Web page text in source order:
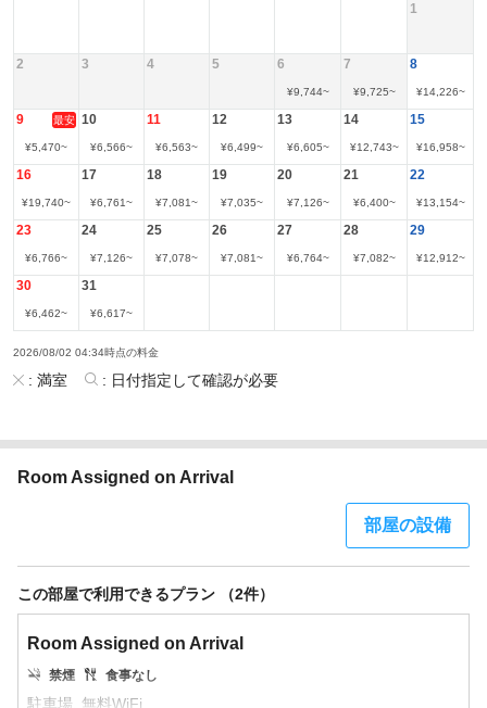
1
2 3 4 5 6
¥9,744~
7
¥9,725~
8
¥14,226~
9 最安
¥5,470~
10
¥6,566~
11
¥6,563~
12
¥6,499~
13
¥6,605~
14
¥12,743~
15
¥16,958~
16
¥19,740~
17
¥6,761~
18
¥7,081~
19
¥7,035~
20
¥7,126~
21
¥6,400~
22
¥13,154~
23
¥6,766~
24
¥7,126~
25
¥7,078~
26
¥7,081~
27
¥6,764~
28
¥7,082~
29
¥12,912~
30
¥6,462~
31
¥6,617~
2026/08/02 04:34時点の料金
: 満室 : 日付指定して確認が必要
Room Assigned on Arrival
部屋の設備
この部屋で利用できるプラン （2件）
Room Assigned on Arrival
禁煙 食事なし